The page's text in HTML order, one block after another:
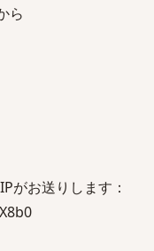
ら
がお送りします：